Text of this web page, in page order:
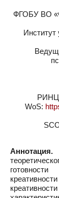
ФГОБУ ВО
Институт
WoS:
Аннотация.